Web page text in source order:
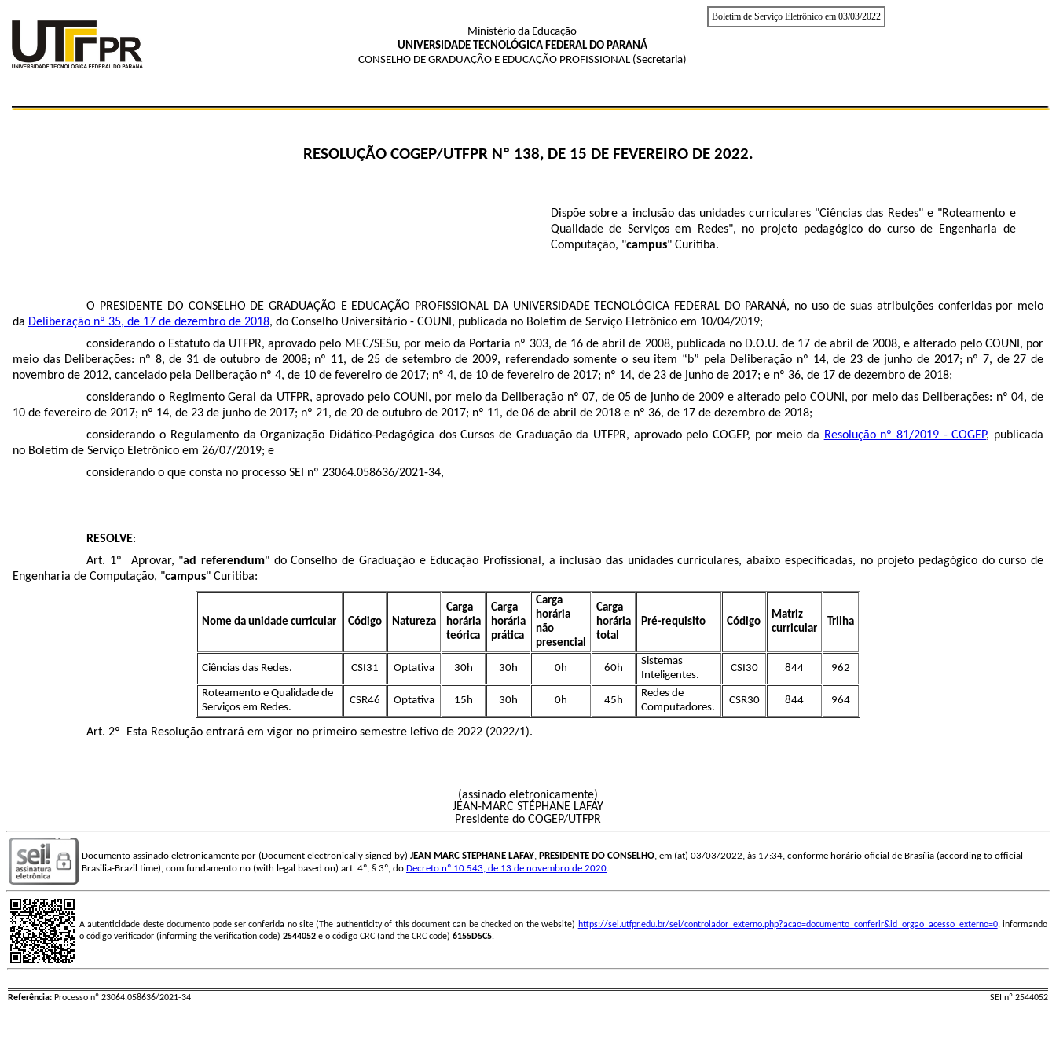
Boletim de Serviço Eletrônico em 03/03/2022
Ministério da Educação
UNIVERSIDADE TECNOLÓGICA FEDERAL DO PARANÁ
CONSELHO DE GRADUAÇÃO E EDUCAÇÃO PROFISSIONAL (Secretaria)
RESOLUÇÃO COGEP/UTFPR Nº 138, DE 15 DE FEVEREIRO DE 2022.
Dispõe sobre a inclusão das unidades curriculares "Ciências das Redes" e "Roteamento e
Qualidade de Serviços em Redes", no projeto pedagógico do curso de Engenharia de
Computação, "campus" Curitiba.
O PRESIDENTE DO CONSELHO DE GRADUAÇÃO E EDUCAÇÃO PROFISSIONAL DA UNIVERSIDADE TECNOLÓGICA FEDERAL DO PARANÁ, no uso de suas atribuições conferidas por meio
da Deliberação nº 35, de 17 de dezembro de 2018, do Conselho Universitário - COUNI, publicada no Boletim de Serviço Eletrônico em 10/04/2019;
considerando o Estatuto da UTFPR, aprovado pelo MEC/SESu, por meio da Portaria nº 303, de 16 de abril de 2008, publicada no D.O.U. de 17 de abril de 2008, e alterado pelo COUNI, por
meio das Deliberações: nº 8, de 31 de outubro de 2008; nº 11, de 25 de setembro de 2009, referendado somente o seu item “b” pela Deliberação nº 14, de 23 de junho de 2017; nº 7, de 27 de
novembro de 2012, cancelado pela Deliberação nº 4, de 10 de fevereiro de 2017; nº 4, de 10 de fevereiro de 2017; nº 14, de 23 de junho de 2017; e nº 36, de 17 de dezembro de 2018;
considerando o Regimento Geral da UTFPR, aprovado pelo COUNI, por meio da Deliberação nº 07, de 05 de junho de 2009 e alterado pelo COUNI, por meio das Deliberações: nº 04, de
10 de fevereiro de 2017; nº 14, de 23 de junho de 2017; nº 21, de 20 de outubro de 2017; nº 11, de 06 de abril de 2018 e nº 36, de 17 de dezembro de 2018;
considerando o Regulamento da Organização Didático-Pedagógica dos Cursos de Graduação da UTFPR, aprovado pelo COGEP, por meio da Resolução nº 81/2019 - COGEP, publicada
no Boletim de Serviço Eletrônico em 26/07/2019; e
considerando o que consta no processo SEI nº23064.058636/2021-34,
RESOLVE:
Art. 1º Aprovar, "ad referendum" do Conselho de Graduação e Educação Profissional, a inclusão das unidades curriculares, abaixo especificadas, no projeto pedagógico do curso de
Engenharia de Computação, "campus" Curitiba:
Nome da unidade curricular Código Natureza
Carga
horária
teórica
Carga
horária
prática
Carga
horária
não
presencial
Carga
horária
total
Pré-requisito Código
Matriz
curricular
Trilha
Ciências das Redes. CSI31 Optativa 30h 30h 0h 60h
Sistemas
Inteligentes.
CSI30 844 962
Roteamento e Qualidade de
Serviços em Redes.
CSR46 Optativa 15h 30h 0h 45h
Redes de
Computadores.
CSR30 844 964
Art. 2º Esta Resolução entrará em vigor no primeiro semestre letivo de 2022 (2022/1).
(assinado eletronicamente)
JEAN-MARC STÉPHANE LAFAY
Presidente do COGEP/UTFPR
Documento assinado eletronicamente por (Document electronically signed by) JEAN MARC STEPHANE LAFAY, PRESIDENTE DO CONSELHO, em (at) 03/03/2022, às 17:34, conforme horário oficial de Brasília (according to official
Brasilia-Brazil time), com fundamento no (with legal based on) art. 4º, § 3º, do Decreto nº 10.543, de 13 de novembro de 2020.
A autenticidade deste documento pode ser conferida no site (The authenticity of this document can be checked on the website) https://sei.utfpr.edu.br/sei/controlador_externo.php?acao=documento_conferir&id_orgao_acesso_externo=0, informando
o código verificador (informing the verification code) 2544052 e o código CRC (and the CRC code) 6155D5C5.
Referência: Processo nº 23064.058636/2021-34 SEI nº 2544052